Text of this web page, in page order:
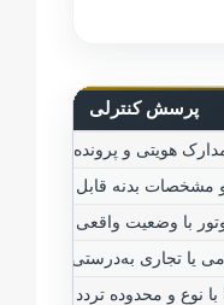
پرسش کنترلی
مدارک هویتی و پرونده قبلی
بدنه قابل اثبات‌اند؟
با وضعیت واقعی مطابقت
یا تجاری به‌درستی اعلام
با نوع و محدوده تردد